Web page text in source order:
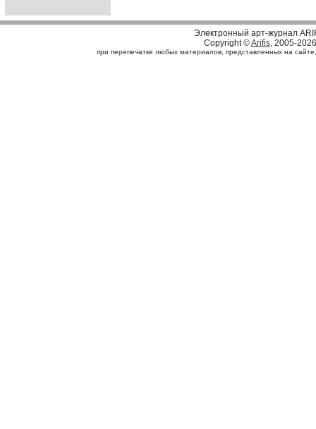
Электронный арт-журнал
Copyright ©Arifis, 2005-2026
при перепечатке любых материалов, представленных на